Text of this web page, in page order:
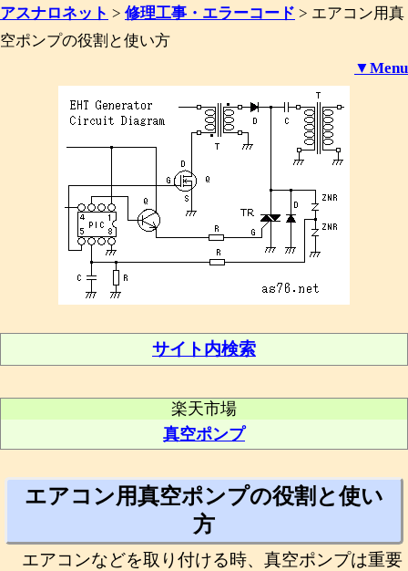
アスナロネット > 修理工事・エラーコード > エアコン用真
空ポンプの役割と使い方
▼Menu
サイト内検索
楽天市場
真空ポンプ
エアコン用真空ポンプの役割と使い
方
エアコンなどを取り付ける時、真空ポンプは重要